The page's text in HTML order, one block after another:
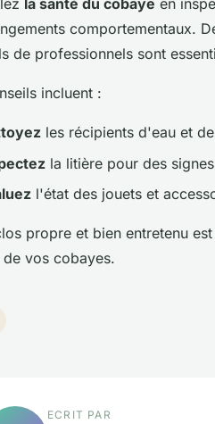
la santé du cobaye en
comportementaux.
de professionnels sont
incluent :
les récipients d'eau et
la litière pour des
l'état des jouets et
propre et bien entretenu
de vos cobayes.
ECRIT PAR